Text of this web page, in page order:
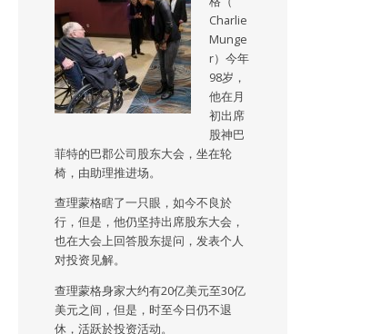
Charlie
Munge
r）今年
98岁，
他在月
初出席
股神巴
菲特的巴郡公司股东大会，坐在轮
椅，由助理推进场。
查理蒙格瞎了一只眼，如今不良於
行，但是，他仍坚持出席股东大会，
也在大会上回答股东提问，发表个人
对投资见解。
查理蒙格身家大约有20亿美元至30亿
美元之间，但是，时至今日仍不退
休，活跃於投资活动。